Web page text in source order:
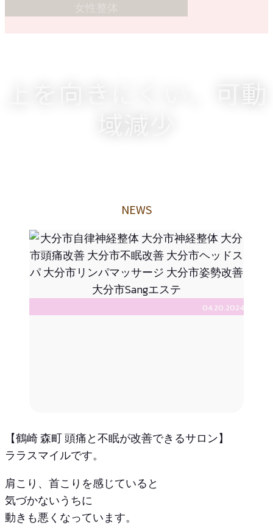
上を向きにくい、可動
域減少
NEWS
04.20.2024
【鶴崎 森町 頭痛と不眠が改善できるサロン】
ララスマイルです。
肩こり、首こりを感じていると
気づかないうちに
動きも悪くなっています。